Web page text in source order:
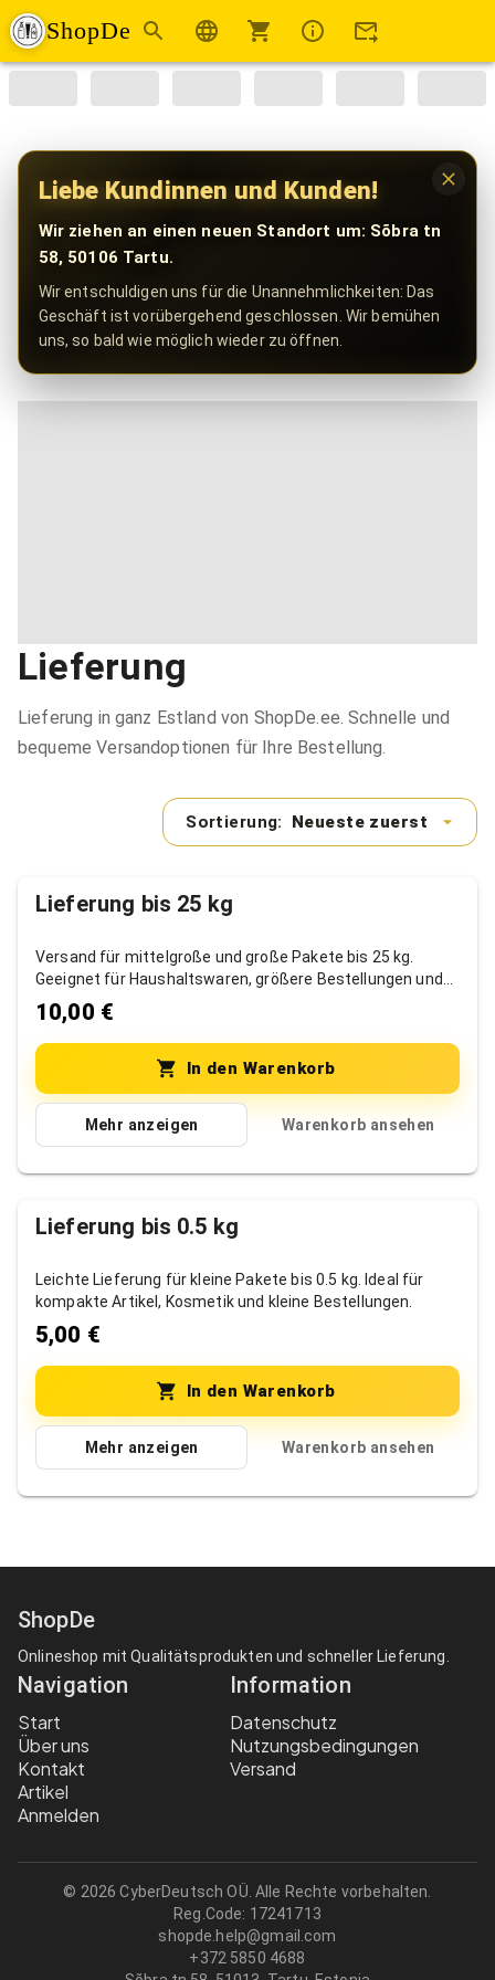
ShopDe
Liebe Kundinnen und Kunden!
Wir ziehen an einen neuen Standort um: Sõbra tn
58, 50106 Tartu.
Wir entschuldigen uns für die Unannehmlichkeiten: Das
Geschäft ist vorübergehend geschlossen. Wir bemühen
uns, so bald wie möglich wieder zu öffnen.
Lieferung
Lieferung in ganz Estland von ShopDe.ee. Schnelle und
bequeme Versandoptionen für Ihre Bestellung.
Sortierung: Neueste zuerst
Lieferung bis 25 kg
Versand für mittelgroße und große Pakete bis 25 kg.
Geeignet für Haushaltswaren, größere Bestellungen und
sperrige Artikel.
10,00 €
In den Warenkorb
Mehr anzeigen Warenkorb ansehen
Lieferung bis 0.5 kg
Leichte Lieferung für kleine Pakete bis 0.5 kg. Ideal für
kompakte Artikel, Kosmetik und kleine Bestellungen.
5,00 €
In den Warenkorb
Mehr anzeigen Warenkorb ansehen
ShopDe
Onlineshop mit Qualitätsprodukten und schneller Lieferung.
Navigation
Start
Über uns
Kontakt
Artikel
Anmelden
Information
Datenschutz
Nutzungsbedingungen
Versand
© 2026 CyberDeutsch OÜ. Alle Rechte vorbehalten.
Reg.Code: 17241713
shopde.help@gmail.com
+372 5850 4688